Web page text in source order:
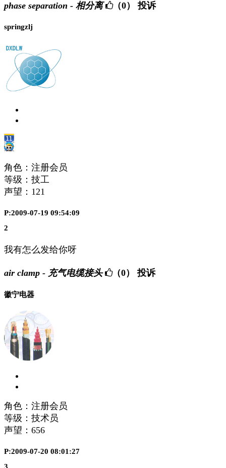
phase separation - 相分离 （0） 投诉
springzlj
角色：注册会员
等级：技工
声望： 121
P:2009-07-19 09:54:09
2
我有怎么发给你呀
air clamp - 充气电缆接头 （0） 投诉
徽宁电器
角色：注册会员
等级：技术员
声望： 656
P:2009-07-20 08:01:27